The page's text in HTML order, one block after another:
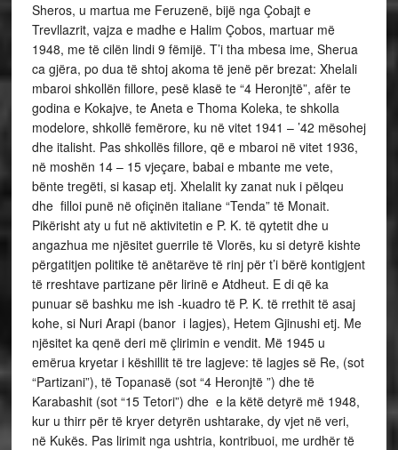
Sheros, u martua me Feruzenë, bijë nga Çobajt e
Trevllazrit, vajza e madhe e Halim Çobos, martuar më
1948, me të cilën lindi 9 fëmijë. T’i tha mbesa ime, Sherua
ca gjëra, po dua të shtoj akoma të jenë për brezat: Xhelali
mbaroi shkollën fillore, pesë klasë te “4 Heronjtë”, afër te
godina e Kokajve, te Aneta e Thoma Koleka, te shkolla
modelore, shkollë femërore, ku në vitet 1941 – ’42 mësohej
dhe italisht. Pas shkollës fillore, që e mbaroi në vitet 1936,
në moshën 14 – 15 vjeçare, babai e mbante me vete,
bënte tregëti, si kasap etj. Xhelalit ky zanat nuk i pëlqeu
dhe filloi punë në ofiçinën italiane “Tenda” të Monait.
Pikërisht aty u fut në aktivitetin e P. K. të qytetit dhe u
angazhua me njësitet guerrile të Vlorës, ku si detyrë kishte
përgatitjen politike të anëtarëve të rinj për t’i bërë kontigjent
të rreshtave partizane për lirinë e Atdheut. E di që ka
punuar së bashku me ish -kuadro të P. K. të rrethit të asaj
kohe, si Nuri Arapi (banor i lagjes), Hetem Gjinushi etj. Me
njësitet ka qenë deri më çlirimin e vendit. Më 1945 u
emërua kryetar i këshillit të tre lagjeve: të lagjes së Re, (sot
“Partizani”), të Topanasë (sot “4 Heronjtë ”) dhe të
Karabashit (sot “15 Tetori”) dhe e la këtë detyrë më 1948,
kur u thirr për të kryer detyrën ushtarake, dy vjet në veri,
në Kukës. Pas lirimit nga ushtria, kontribuoi, me urdhër të